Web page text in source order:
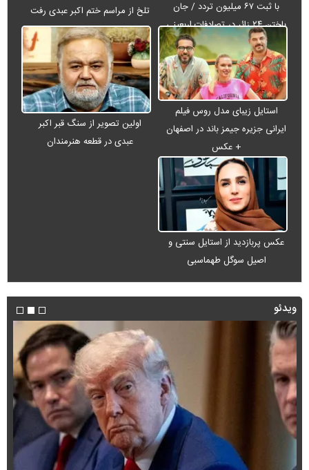
با ثبت ۶۷ میلیون تردد / جان
باختن ۲۴ زائر در تصادفات اربعینی
تلخ از مراسم ختم اکبر عبدی رفت
استایل زیبای مدل روس فیلم
ایرانی جزیره جیمز باند در اصفهان
+ عکس
اولین تصویر از سنگ قبر اکبر
عبدی در قطعه هنرمندان
عکس پربازدید از استایل سنتی و
اصیل سوگل طهماسبی
ویدئو